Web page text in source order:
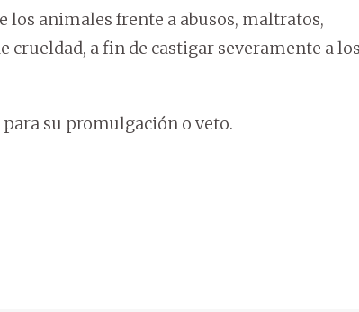
los animales frente a abusos, maltratos,
a fin de castigar severamente a los
su promulgación o veto.